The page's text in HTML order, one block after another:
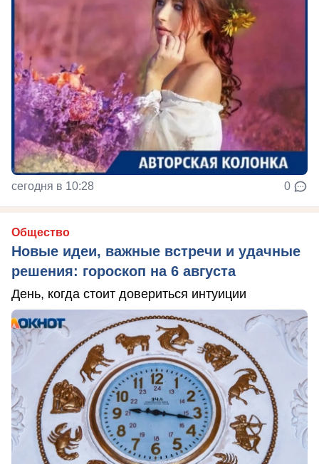
сегодня в 10:28 0
Общество
Новые идеи, важные встречи и удачные
решения: гороскоп на 6 августа
День, когда стоит довериться интуиции